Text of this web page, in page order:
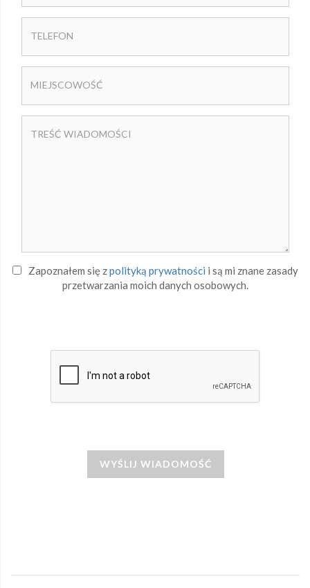
Zapoznałem się zpolityką prywatności i są mi znane zasady
przetwarzania moich danych osobowych.
WYŚLIJ WIADOMOŚĆ